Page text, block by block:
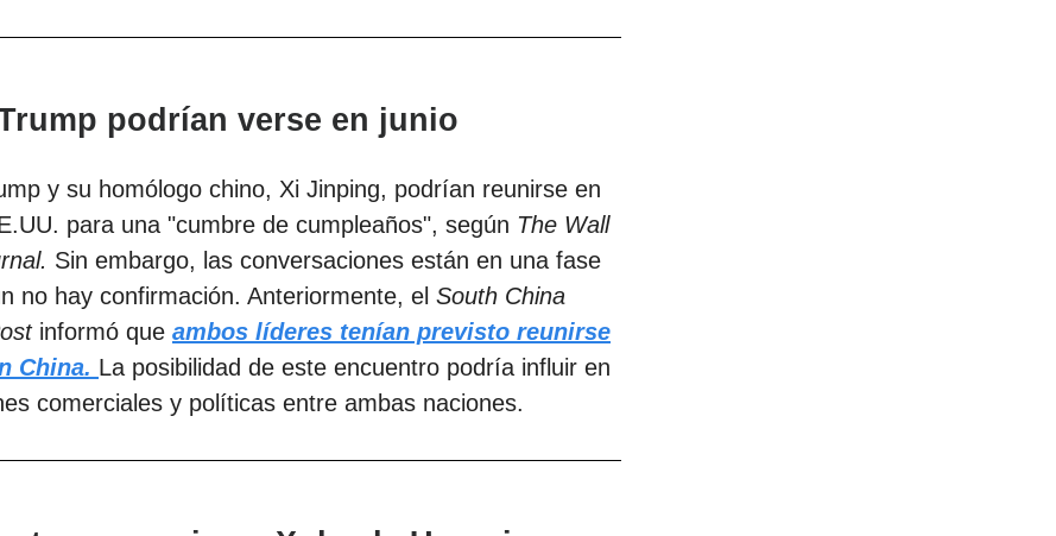
podrían verse en junio
y su homólogo chino, Xi Jinping, podrían reunirse en
para una "cumbre de cumpleaños", según The Wall
Sin embargo, las conversaciones están en una fase
no hay confirmación. Anteriormente, el South China
informó que ambos líderes tenían previsto reunirse
China. La posibilidad de este encuentro podría influir en
comerciales y políticas entre ambas naciones.